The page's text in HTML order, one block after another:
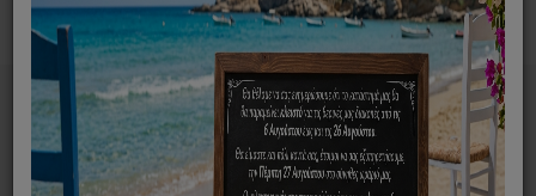
Ανταλλακτικά ηλεκτρικών συσκευών MENU
Home
Παρασκευή Καφέ Και Ροφημάτων
Λεμονοστίφτης
Κώνος Λεμονοστίφτη Siemens MCP3.. Πορτοκαλί